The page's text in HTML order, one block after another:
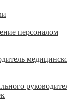
персоналом